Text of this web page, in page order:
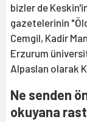
bizler de
gazetelerinin
Cemgil, Kadir
Erzurum
Alpaslan olarak
Ne senden
okuyana